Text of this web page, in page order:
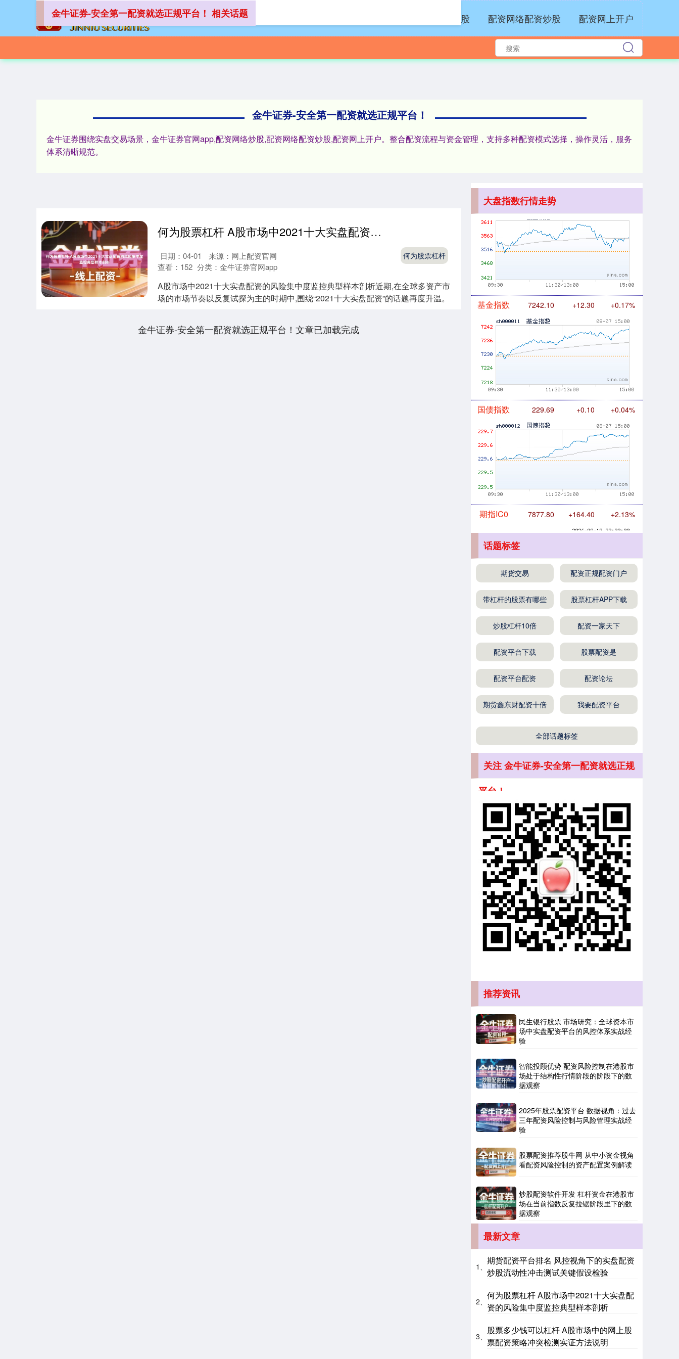
配资网络炒股 配资网络配资炒股 配资网上开户
金牛证券-安全第一配资就选正规平台！
金牛证券围绕实盘交易场景，金牛证券官网app,配资网络炒股,配资网络配资炒股,配资网上开户。整合配资流程与资金管理，支持多种配资模式选择，操作灵活，服务
体系清晰规范。
金牛证券-安全第一配资就选正规平台！ 相关话题
何为股票杠杆 A股市场中2021十大实盘配资的风险集中度监控典型样本剖析
何为股票杠杆
日期：04-01
来源：网上配资官网
查看： 152 分类： 金牛证券官网app
A股市场中2021十大实盘配资的风险集中度监控典型样本剖析近期,在全球多资产市
场的市场节奏以反复试探为主的时期中,围绕“2021十大实盘配资”的话题再度升温。
金牛证券-安全第一配资就选正规平台！文章已加载完成
大盘指数行情走势
北证50 1134.24 +11.37 +1.01%
上证综指 3940.04 +39.68 +1.02%
深证成指 14311.01 +200.89 +1.42%
沪深300
北证50 1134.24 +11.37 +1.01%
创业板指
基金指数 7242.10 +12.30 +0.17%
国债指数 229.69
话题标签
期货交易 配资正规配资门户
带杠杆的股票有哪些 股票杠杆APP下载
炒股杠杆10倍 配资一家天下
配资平台下载 股票配资是
配资平台配资 配资论坛
期货鑫东财配资十倍 我要配资平台
全部话题标签
关注 金牛证券-安全第一配资就选正规
平台！
推荐资讯
民生银行股票 市场研究：全球资本市
场中实盘配资平台的风控体系实战经
验
智能投顾优势 配资风险控制在港股市
场处于结构性行情阶段的阶段下的数
据观察
2025年股票配资平台 数据视角：过去
三年配资风险控制与风险管理实战经
验
股票配资推荐股牛网 从中小资金视角
看配资风险控制的资产配置案例解读
炒股配资软件开发 杠杆资金在港股市
场在当前指数反复拉锯阶段里下的数
据观察
最新文章
1、
期货配资平台排名 风控视角下的实盘配资
炒股流动性冲击测试关键假设检验
2、
何为股票杠杆 A股市场中2021十大实盘配
资的风险集中度监控典型样本剖析
3、
股票多少钱可以杠杆 A股市场中的网上股
票配资策略冲突检测实证方法说明